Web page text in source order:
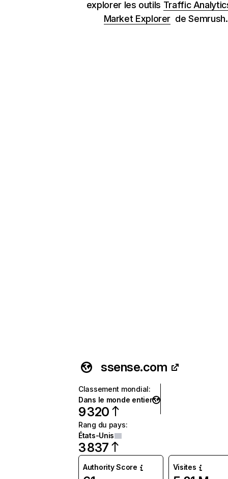
explorer les outils Traffic
Market Explorer de Semrush.
ssense.com
Classement mondial:
Dans le monde entier
9 320
Rang du pays:
États-Unis
3 837
Authority Score Visites